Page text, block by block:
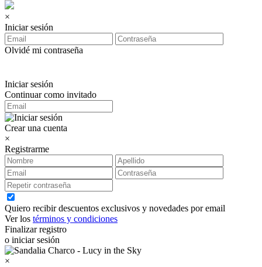
×
Iniciar sesión
Olvidé mi contraseña
Iniciar sesión
Continuar como invitado
Crear una cuenta
×
Registrarme
Quiero recibir descuentos exclusivos y novedades por email
Ver los términos y condiciones
Finalizar registro
o iniciar sesión
×